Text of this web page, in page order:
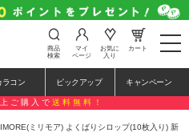
t
o
e
n
a
商品
検索
マイ
ページ
お気に
入り
カート
ラコン ピックアップ キャンペーン
ご購入で 送料無料！
ミリモア) よくばりシロップ(10枚入り) 新